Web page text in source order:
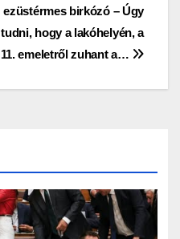
ezüstérmes birkózó – Úgy
tudni, hogy a lakóhelyén, a
11. emeletről zuhant a…